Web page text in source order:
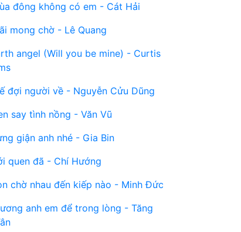
đông không có em - Cát Hải
mong chờ - Lê Quang
angel (Will you be mine) - Curtis
đợi người về - Nguyễn Cửu Dũng
say tình nồng - Văn Vũ
giận anh nhé - Gia Bin
quen đã - Chí Hướng
chờ nhau đến kiếp nào - Minh Đức
anh em để trong lòng - Tăng